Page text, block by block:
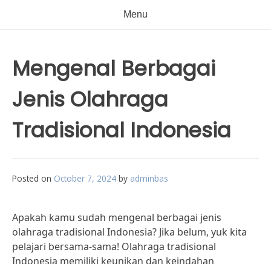
Menu
Mengenal Berbagai
Jenis Olahraga
Tradisional Indonesia
Posted on October 7, 2024 by adminbas
Apakah kamu sudah mengenal berbagai jenis
olahraga tradisional Indonesia? Jika belum, yuk kita
pelajari bersama-sama! Olahraga tradisional
Indonesia memiliki keunikan dan keindahan